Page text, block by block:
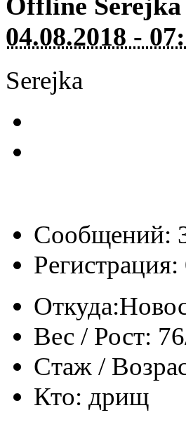
04.08.2018 -
Serejka
Сообщений:
Откуда:
Вес / Рост:
Стаж /
Кто: дрищ